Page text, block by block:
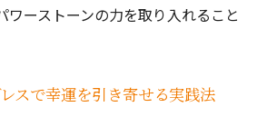
ワーストーンの力を取り入れること
スで幸運を引き寄せる実践法